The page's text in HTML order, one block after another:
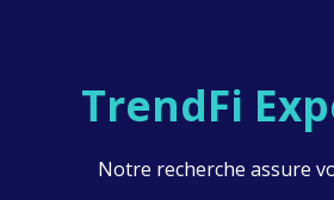
TrendFi
Notre recherche assure